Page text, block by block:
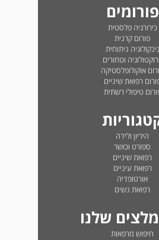
פורומים
כירורגיה פלסטית
פורום קרנית
גינקולוגיה ניתוחית
וטחורים
אוקולופלסטיקה
רפואת שיניים
טיפולי רשתית
היריון ולידה
ספורט וכושר
רפואת שיניים
רפואת עיניים
אורטופדיה
רפואת נשים
שלנו
חיפוש מרפאות